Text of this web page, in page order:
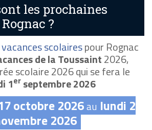
les prochaines
?
vacances scolairespour Rognac
de la Toussaint2026,
scolaire 2026 qui se fera le
1er septembre 2026
octobre 2026au lundi 2
2026